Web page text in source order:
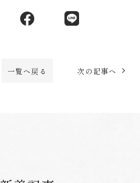
一覧へ戻る 次の記事へ